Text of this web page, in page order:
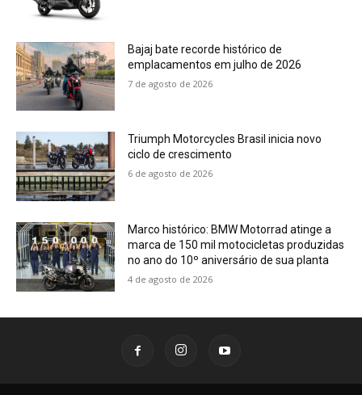
Bajaj bate recorde histórico de
emplacamentos em julho de 2026
7 de agosto de 2026
Triumph Motorcycles Brasil inicia novo
ciclo de crescimento
6 de agosto de 2026
Marco histórico: BMW Motorrad atinge a
marca de 150 mil motocicletas produzidas
no ano do 10º aniversário de sua planta
4 de agosto de 2026